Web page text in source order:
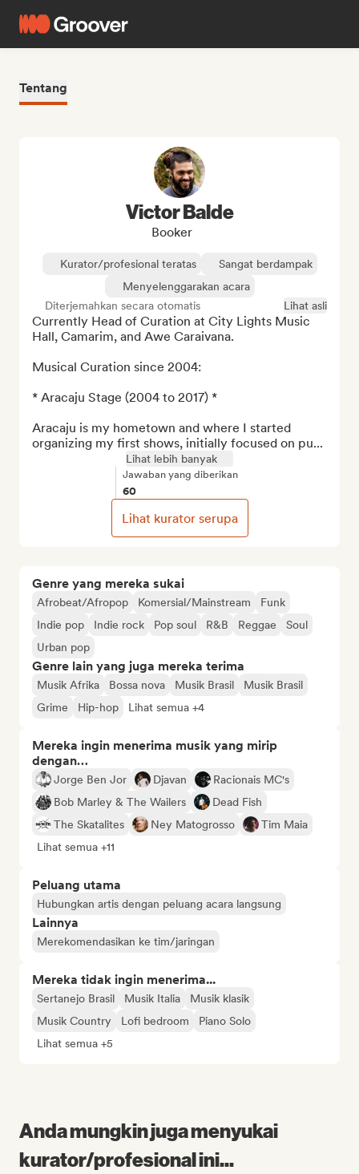
Tentang
Genre yang mereka sukai
Afrobeat/Afropop Komersial/Mainstream
Funk
Indie pop
Indie rock Pop soul R&B Reggae
Soul
Urban pop
Genre lain yang juga mereka terima
Musik Afrika Bossa nova Musik Brasil
Musik Brasil
Grime
Hip-hop Lihat semua +4
Mereka ingin menerima musik yang mirip
dengan…
Jorge Ben Jor Djavan
Racionais MC's
Bob Marley & The Wailers
Dead Fish
The Skatalites
Ney Matogrosso
Tim Maia
Lihat semua +11
Peluang utama
Hubungkan artis dengan peluang acara langsung
Lainnya
Merekomendasikan ke tim/jaringan
Mereka tidak ingin menerima...
Sertanejo Brasil Musik Italia
Musik klasik
Musik Country
Lofi bedroom
Piano Solo
Lihat semua +5
Victor Balde
Booker
Kurator/profesional teratas
Sangat berdampak
Menyelenggarakan acara
Diterjemahkan secara otomatis
Lihat asli
Currently Head of Curation at City Lights Music
Hall, Camarim, and Awe Caraivana.
Musical Curation since 2004:
* Aracaju Stage (2004 to 2017) *
Aracaju is my hometown and where I started
organizing my first shows, initially focused on pu...
Lihat lebih banyak
Jawaban yang diberikan
60
Lihat kurator serupa
Anda mungkin juga menyukai
kurator/profesional ini...